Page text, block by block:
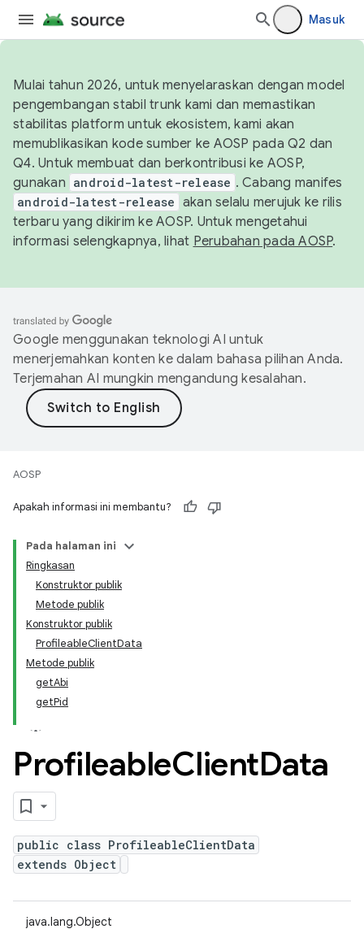
Masuk
Mulai tahun 2026, untuk menyelaraskan dengan model
pengembangan stabil trunk kami dan memastikan
stabilitas platform untuk ekosistem, kami akan
memublikasikan kode sumber ke AOSP pada Q2 dan
Q4. Untuk membuat dan berkontribusi ke AOSP,
gunakan android-latest-release . Cabang manifes
android-latest-release akan selalu merujuk ke rilis
terbaru yang dikirim ke AOSP. Untuk mengetahui
informasi selengkapnya, lihat Perubahan pada AOSP.
Google menggunakan teknologi AI untuk
menerjemahkan konten ke dalam bahasa pilihan Anda.
Terjemahan AI mungkin mengandung kesalahan.
AOSP
Apakah informasi ini membantu?
Pada halaman ini
Ringkasan
Konstruktor publik
Metode publik
Konstruktor publik
ProfileableClientData
Metode publik
getAbi
getPid
ProfileableClientData
public class ProfileableClientData
extends Object
java.lang.Object